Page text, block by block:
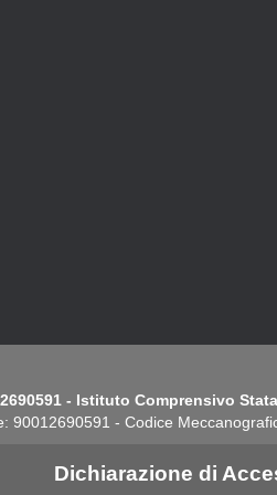
- Istituto Comprensivo
90012690591 - Codice
Dichiarazione di